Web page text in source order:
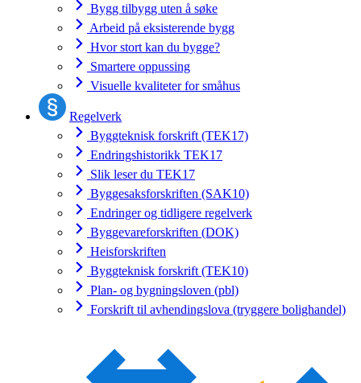
Bygg tilbygg uten å søke
Arbeid på eksisterende bygg
Hvor stort kan du bygge?
Smartere oppussing
Visuelle kvaliteter for småhus
Regelverk
Byggteknisk forskrift (TEK17)
Endringshistorikk TEK17
Slik leser du TEK17
Byggesaksforskriften (SAK10)
Endringer og tidligere regelverk
Byggevareforskriften (DOK)
Heisforskriften
Byggteknisk forskrift (TEK10)
Plan- og bygningsloven (pbl)
Forskrift til avhendingslova (tryggere bolighandel)